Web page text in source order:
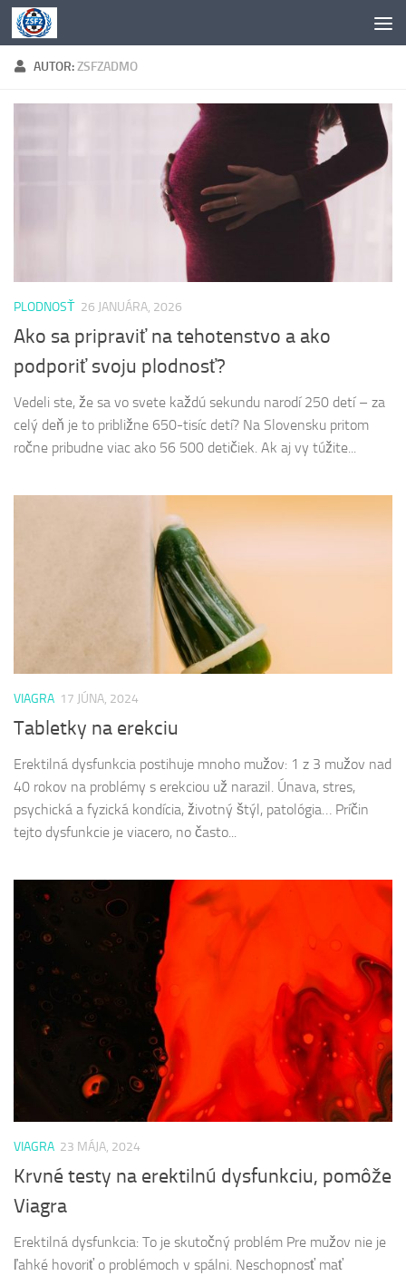
Preskočiť na obsah
AUTOR:ZSFZADMO
PLODNOSŤ 26 JANUÁRA, 2026
Ako sa pripraviť na tehotenstvo a ako
podporiť svoju plodnosť?
Vedeli ste, že sa vo svete každú sekundu narodí 250 detí – za
celý deň je to približne 650-tisíc detí? Na Slovensku pritom
ročne pribudne viac ako 56 500 detičiek. Ak aj vy túžite...
VIAGRA 17 JÚNA, 2024
Tabletky na erekciu
Erektilná dysfunkcia postihuje mnoho mužov: 1 z 3 mužov nad
40 rokov na problémy s erekciou už narazil. Únava, stres,
psychická a fyzická kondícia, životný štýl, patológia… Príčin
tejto dysfunkcie je viacero, no často...
VIAGRA 23 MÁJA, 2024
Krvné testy na erektilnú dysfunkciu, pomôže
Viagra
Erektilná dysfunkcia: To je skutočný problém Pre mužov nie je
ľahké hovoriť o problémoch v spálni. Neschopnosť mať